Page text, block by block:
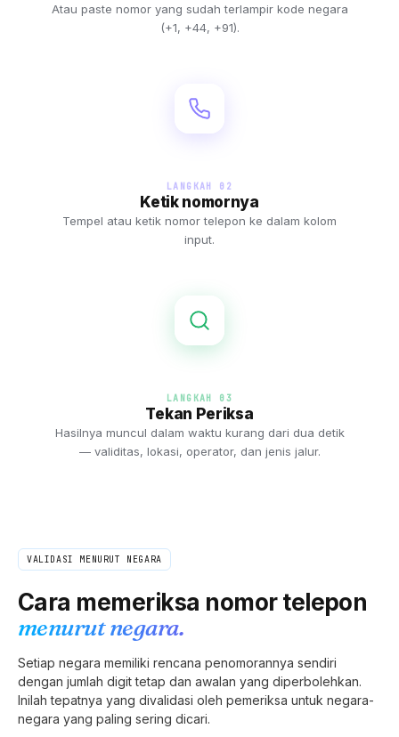
Atau paste nomor yang sudah terlampir kode negara
(+1, +44, +91).
LANGKAH 0 2
Ketik nomornya
Tempel atau ketik nomor telepon ke dalam kolom
input.
LANGKAH 03
Tekan Periksa
Hasilnya muncul dalam waktu kurang dari dua detik
— validitas, lokasi, operator, dan jenis jalur.
VALIDASI MENURUT NEGARA
Cara memeriksa nomor telepon
menurut negara.
Setiap negara memiliki rencana penomorannya sendiri
dengan jumlah digit tetap dan awalan yang diperbolehkan.
Inilah tepatnya yang divalidasi oleh pemeriksa untuk negara-
negara yang paling sering dicari.